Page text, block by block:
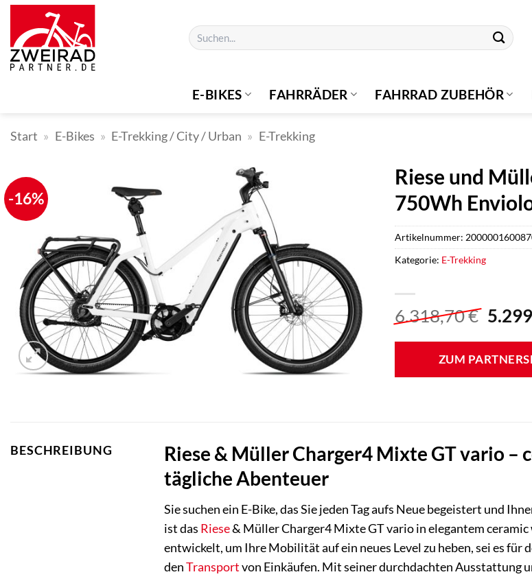
Zum
Inhalt
springen
Suchen
nach:
E-BIKES FAHRRÄDER FAHRRAD ZUBEHÖR
Start » E-Bikes » E-Trekking / City / Urban » E-Trekking
-16%
Riese und
750Wh
6.318,70€
war:
ZUM
Artikelnummer:
Kategorie: E-Trekking
BESCHREIBUNG
Riese & Müller Charger4 Mixte GT vario
tägliche Abenteuer
Sie suchen ein E-Bike, das Sie jeden Tag aufs Neue begeistert und
ist das Riese& Müller Charger4 Mixte GT vario in elegantem
entwickelt, um Ihre Mobilität auf ein neues Level zu heben, sei es für
denTransportvon Einkäufen. Mit seiner durchdachten Ausstattung